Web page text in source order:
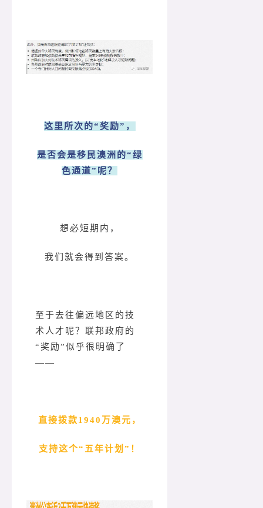
这里所次的“奖励”，
是否会是移民澳洲的“绿
色通道”呢？
想必短期内，
我们就会得到答案。
至于去往偏远地区的技
术人才呢？联邦政府的
“奖励”似乎很明确了
——
直接拨款1940万澳元，
支持这个“五年计划”！